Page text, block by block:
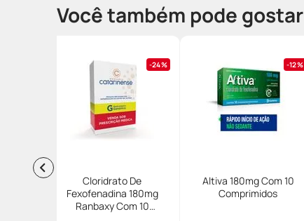
Você também pode gostar
24%
Cloridrato De
Fexofenadina 180mg
Ranbaxy Com 10
12%
Altiva 180mg Com 10
Comprimidos